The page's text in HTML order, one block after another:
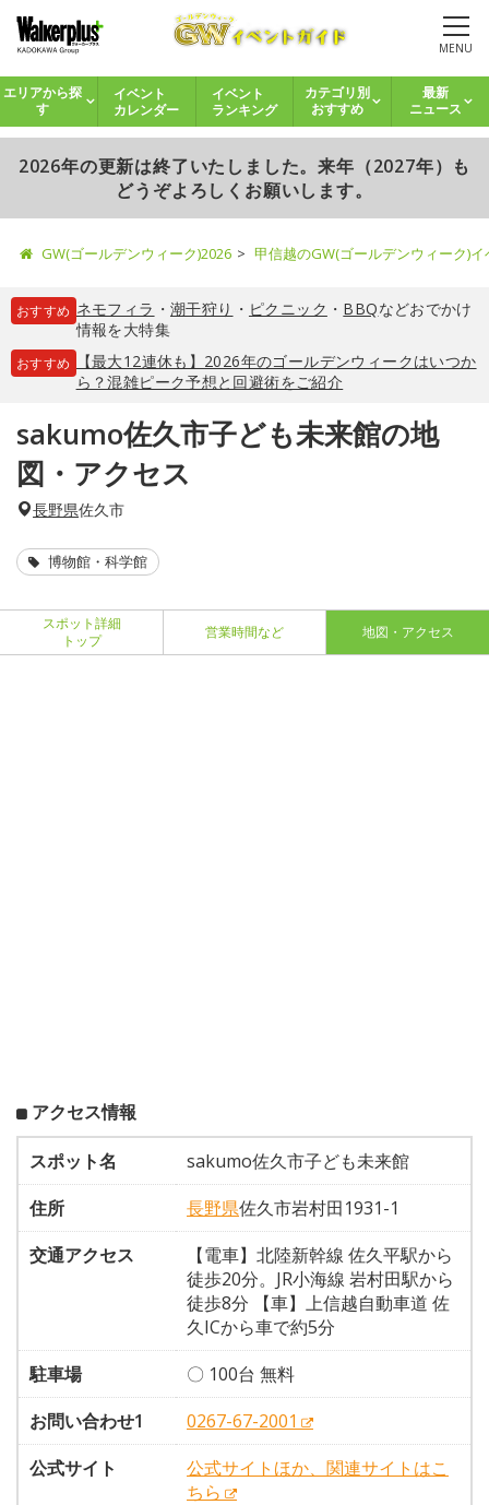
MENU
エリアから探
す
イベント
カレンダー
イベント
ランキング
カテゴリ別
おすすめ
最新
ニュース
2026年の更新は終了いたしました。来年（2027年）も
どうぞよろしくお願いします。
GW(ゴールデンウィーク)2026 甲信越のGW(ゴールデンウィーク)
おすすめ ネモフィラ ・ 潮干狩り ・ ピクニック ・ BBQなどおでかけ
情報を大特集
おすすめ
【最大12連休も】2026年のゴールデンウィークはいつか
ら？混雑ピーク予想と回避術をご紹介
sakumo佐久市子ども未来館の地
図・アクセス
長野県佐久市
博物館・科学館
スポット詳細
トップ
営業時間など 地図・アクセス
アクセス情報
スポット名
sakumo佐久市子ども未来館
住所
長野県佐久市岩村田1931-1
交通アクセス
【電車】北陸新幹線 佐久平駅から
徒歩20分。JR小海線 岩村田駅から
徒歩8分 【車】上信越自動車道 佐
久ICから車で約5分
駐車場
〇 100台 無料
お問い合わせ1
0267-67-2001
公式サイト
公式サイトほか、関連サイトはこ
ちら